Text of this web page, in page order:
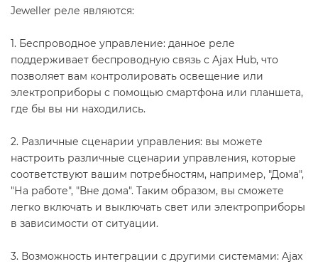
Jeweller реле являются:
1. Беспроводное управление: данное реле
поддерживает беспроводную связь с Ajax Hub, что
позволяет вам контролировать освещение или
электроприборы с помощью смартфона или планшета,
где бы вы ни находились.
2. Различные сценарии управления: вы можете
настроить различные сценарии управления, которые
соответствуют вашим потребностям, например, "Дома",
"На работе", "Вне дома". Таким образом, вы сможете
легко включать и выключать свет или электроприборы
в зависимости от ситуации.
3. Возможность интеграции с другими системами: Ajax